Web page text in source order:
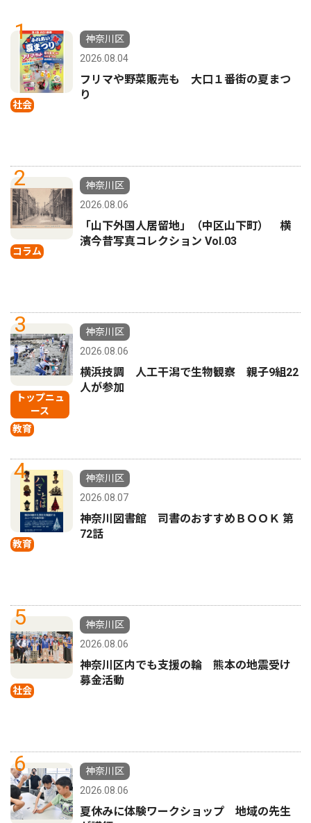
1
社会
神奈川区
2026.08.04
フリマや野菜販売も 大口１番街の夏まつ
り
2
コラム
神奈川区
2026.08.06
「山下外国人居留地」（中区山下町） 横
濱今昔写真コレクション Vol.03
3
トップニュ
ース
教育
神奈川区
2026.08.06
横浜技調 人工干潟で生物観察 親子9組22
人が参加
4
教育
神奈川区
2026.08.07
神奈川図書館 司書のおすすめＢＯＯＫ 第
72話
5
社会
神奈川区
2026.08.06
神奈川区内でも支援の輪 熊本の地震受け
募金活動
6
神奈川区
2026.08.06
夏休みに体験ワークショップ 地域の先生